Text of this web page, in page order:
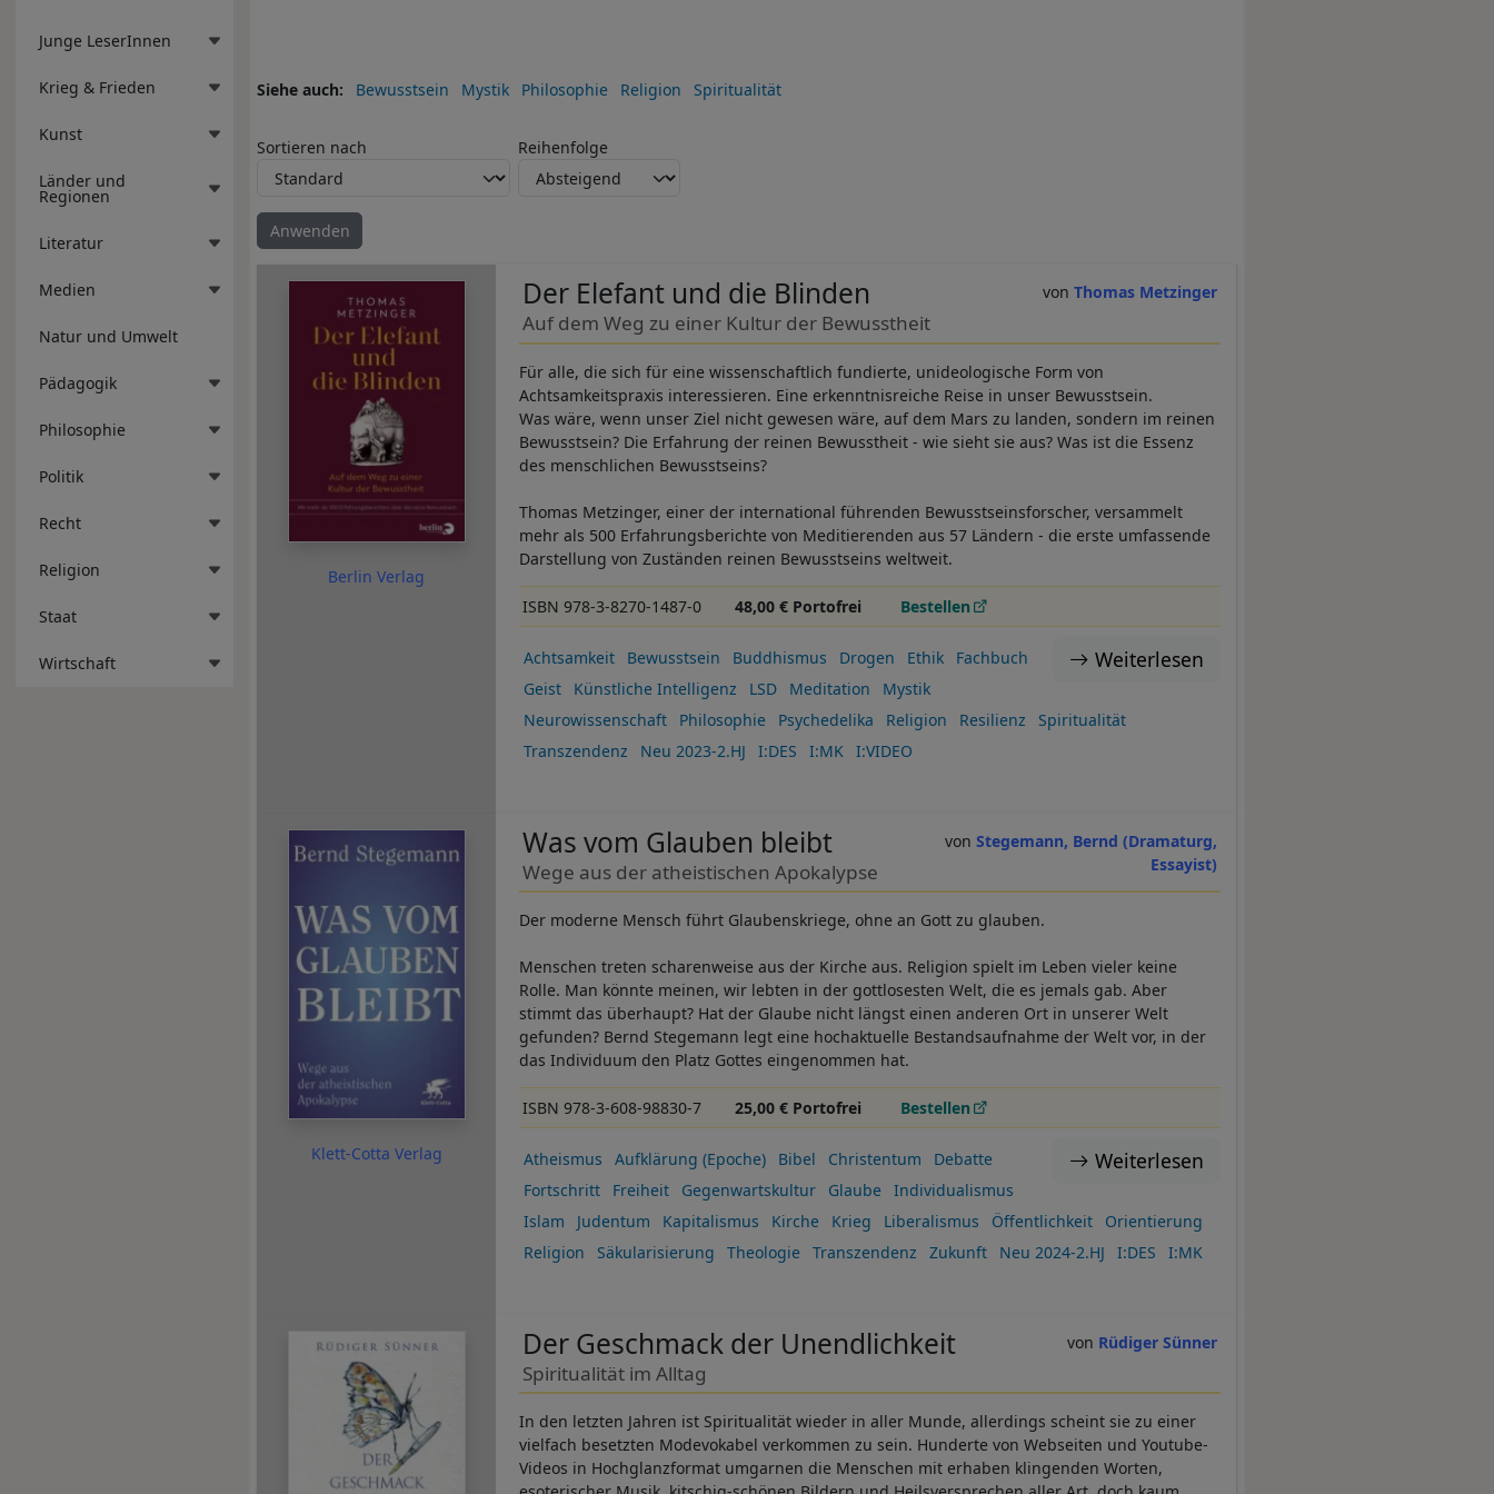
Junge LeserInnen
Krieg & Frieden
Kunst
Länder und
Regionen
Literatur
Medien
Natur und Umwelt
Pädagogik
Philosophie
Politik
Recht
Religion
Staat
Wirtschaft
Siehe auch Bewusstsein Mystik Philosophie Religion Spiritualität
Sortieren nach Reihenfolge
Berlin Verlag
Thomas Metzinger
Der Elefant und die Blinden
Auf dem Weg zu einer Kultur der Bewusstheit
Für alle, die sich für eine wissenschaftlich fundierte, unideologische Form von
Achtsamkeitspraxis interessieren. Eine erkenntnisreiche Reise in unser Bewusstsein.
Was wäre, wenn unser Ziel nicht gewesen wäre, auf dem Mars zu landen, sondern im reinen
Bewusstsein? Die Erfahrung der reinen Bewusstheit - wie sieht sie aus? Was ist die Essenz
des menschlichen Bewusstseins?
Thomas Metzinger, einer der international führenden Bewusstseinsforscher, versammelt
mehr als 500 Erfahrungsberichte von Meditierenden aus 57 Ländern - die erste umfassende
Darstellung von Zuständen reinen Bewusstseins weltweit.
ISBN 978-3-8270-1487-0 48,00 € Portofrei Bestellen
Weiterlesen
Achtsamkeit Bewusstsein Buddhismus Drogen Ethik
Fachbuch
Geist
Künstliche Intelligenz LSD Meditation
Mystik
Neurowissenschaft
Philosophie Psychedelika Religion Resilienz
Spiritualität
Transzendenz
Neu 2023-2.HJ I:DES I:MK I:VIDEO
Klett-Cotta Verlag
Stegemann, Bernd (Dramaturg,
Essayist)
Was vom Glauben bleibt
Wege aus der atheistischen Apokalypse
Der moderne Mensch führt Glaubenskriege, ohne an Gott zu glauben.
Menschen treten scharenweise aus der Kirche aus. Religion spielt im Leben vieler keine
Rolle. Man könnte meinen, wir lebten in der gottlosesten Welt, die es jemals gab. Aber
stimmt das überhaupt? Hat der Glaube nicht längst einen anderen Ort in unserer Welt
gefunden? Bernd Stegemann legt eine hochaktuelle Bestandsaufnahme der Welt vor, in der
das Individuum den Platz Gottes eingenommen hat.
ISBN 978-3-608-98830-7 25,00 € Portofrei Bestellen
Weiterlesen
Atheismus Aufklärung (Epoche) Bibel Christentum
Debatte
Fortschritt
Freiheit Gegenwartskultur Glaube
Individualismus
Islam
Judentum Kapitalismus Kirche Krieg Liberalismus Öffentlichkeit
Orientierung
Religion
Säkularisierung Theologie Transzendenz Zukunft Neu 2024-2.HJ I:DES I:MK
Rüdiger Sünner
Der Geschmack der Unendlichkeit
Spiritualität im Alltag
In den letzten Jahren ist Spiritualität wieder in aller Munde, allerdings scheint sie zu einer
vielfach besetzten Modevokabel verkommen zu sein. Hunderte von Webseiten und Youtube-
Videos in Hochglanzformat umgarnen die Menschen mit erhaben klingenden Worten,